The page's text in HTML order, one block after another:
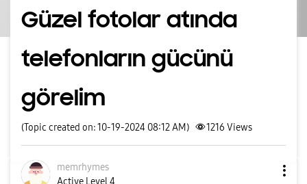
Güzel fotolar atında
telefonların gücünü
görelim
(Topic created on: 10-19-2024 08:12 AM) 1216 Views
memrhymes
Active Level 4